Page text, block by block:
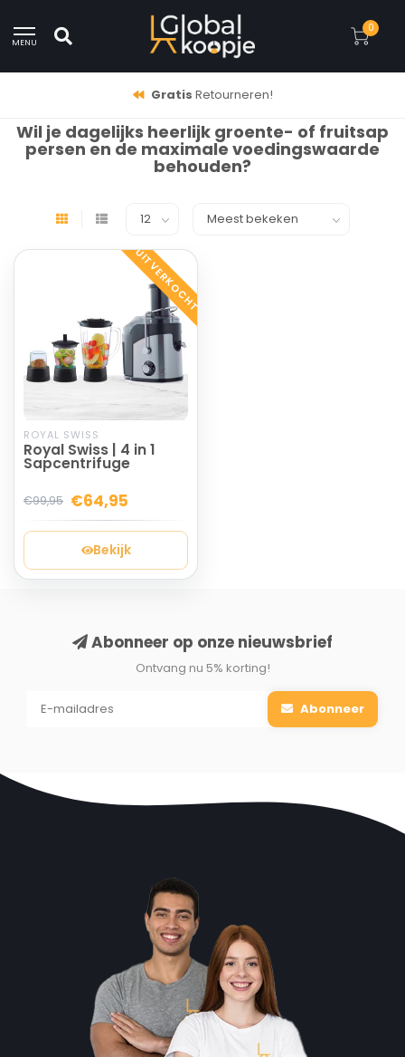
MENU
0
Gratis Retourneren!
Wil je dagelijks heerlijk groente- of fruitsap
persen en de maximale voedingswaarde
behouden?
UITVERKOCHT
ROYAL SWISS
Royal Swiss | 4 in 1
Sapcentrifuge
€99,95 €64,95
Bekijk
Abonneer op onze nieuwsbrief
Ontvang nu 5% korting!
Abonneer